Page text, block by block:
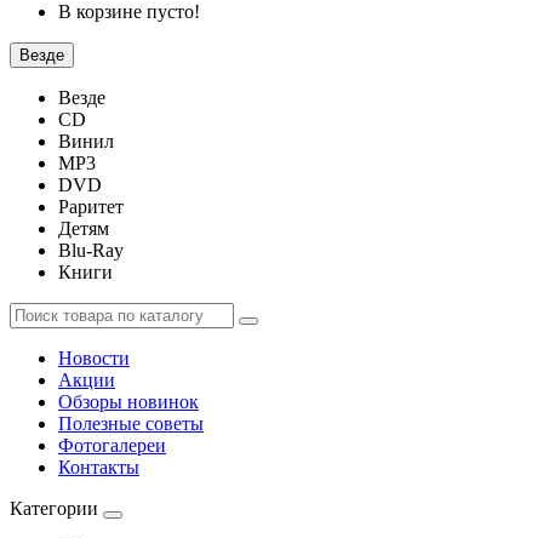
В корзине пусто!
Везде
Везде
CD
Винил
MP3
DVD
Раритет
Детям
Blu-Ray
Книги
Новости
Акции
Обзоры новинок
Полезные советы
Фотогалереи
Контакты
Категории